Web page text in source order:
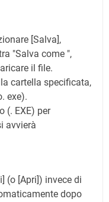
[Salva],
"Salva come ",
il file.
cartella specificata,
exe).
(. EXE) per
avvierà
(o [Apri]) invece di
dopo